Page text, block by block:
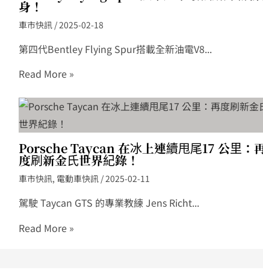
身！
車市快訊/ 2025-02-18
第四代Bentley Flying Spur搭載全新油電V8...
Read More »
Porsche Taycan 在冰上連續甩尾17 公里：
度刷新金氏世界紀錄！
車市快訊, 電動車快訊/2025-02-11
駕駛 Taycan GTS 的專業教練 Jens Richt...
Read More »